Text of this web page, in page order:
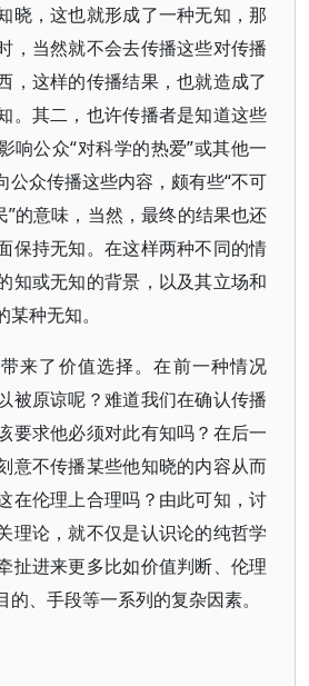
晓，这也就形成了一种无知，那
，当然就不会去传播这些对传播
，这样的传播结果，也就造成了
。其二，也许传播者是知道这些
响公众“对科学的热爱”或其他一
公众传播这些内容，颇有些“不可
”的意味，当然，最终的结果也还
保持无知。在这样两种不同的情
知或无知的背景，以及其立场和
种无知。
来了价值选择。在前一种情况
被原谅呢？难道我们在确认传播
要求他必须对此有知吗？在后一
意不传播某些他知晓的内容从而
在伦理上合理吗？由此可知，讨
理论，就不仅是认识论的纯哲学
扯进来更多比如价值判断、伦理
、手段等一系列的复杂因素。